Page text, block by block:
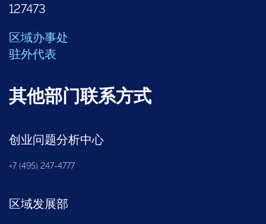
127473
区域办事处
驻外代表
其他部门联系方式
创业问题分析中心
+7 (495) 247-4777
区域发展部